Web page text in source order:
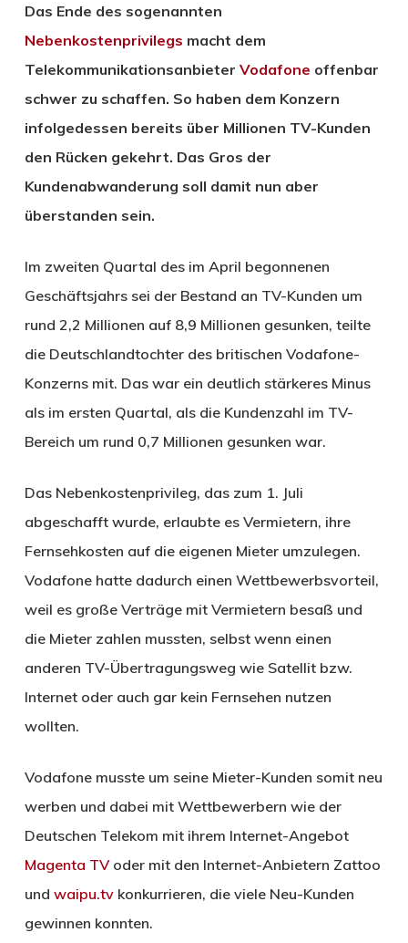
Das Ende des sogenannten
Nebenkostenprivilegs macht dem
Telekommunikationsanbieter Vodafone offenbar
schwer zu schaffen. So haben dem Konzern
infolgedessen bereits über Millionen TV-Kunden
den Rücken gekehrt. Das Gros der
Kundenabwanderung soll damit nun aber
überstanden sein.
Im zweiten Quartal des im April begonnenen
Geschäftsjahrs sei der Bestand an TV-Kunden um
rund 2,2 Millionen auf 8,9 Millionen gesunken, teilte
die Deutschlandtochter des britischen Vodafone-
Konzerns mit. Das war ein deutlich stärkeres Minus
als im ersten Quartal, als die Kundenzahl im TV-
Bereich um rund 0,7 Millionen gesunken war.
Das Nebenkostenprivileg, das zum 1. Juli
abgeschafft wurde, erlaubte es Vermietern, ihre
Fernsehkosten auf die eigenen Mieter umzulegen.
Vodafone hatte dadurch einen Wettbewerbsvorteil,
weil es große Verträge mit Vermietern besaß und
die Mieter zahlen mussten, selbst wenn einen
anderen TV-Übertragungsweg wie Satellit bzw.
Internet oder auch gar kein Fernsehen nutzen
wollten.
Vodafone musste um seine Mieter-Kunden somit neu
werben und dabei mit Wettbewerbern wie der
Deutschen Telekom mit ihrem Internet-Angebot
Magenta TVoder mit den Internet-Anbietern Zattoo
und waipu.tvkonkurrieren, die viele Neu-Kunden
gewinnen konnten.